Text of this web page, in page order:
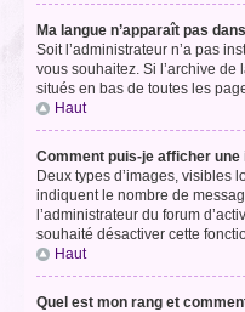
Ma langue n’apparaît pas
Soit l’administrateur n’a pas
vous souhaitez. Si l’archive
situés en bas de toutes les
Haut
Comment puis-je afficher une
Deux types d’images, visibles
indiquent le nombre de
l’administrateur du forum
souhaité désactiver cette
Haut
Quel est mon rang et